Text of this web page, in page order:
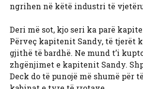
ngrihen në këtë industri të
Deri më sot, kjo seri ka parë
Përveç kapitenit Sandy, të tjerët
gjithë të bardhë. Ne mund t’i
zhgënjimet e kapitenit Sandy.
Deck do të punojë më shumë për